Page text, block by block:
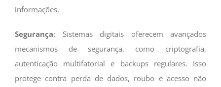
informações.
Segurança: Sistemas digitais oferecem avançados
mecanismos de segurança, como criptografia,
autenticação multifatorial e backups regulares. Isso
protege contra perda de dados, roubo e acesso não